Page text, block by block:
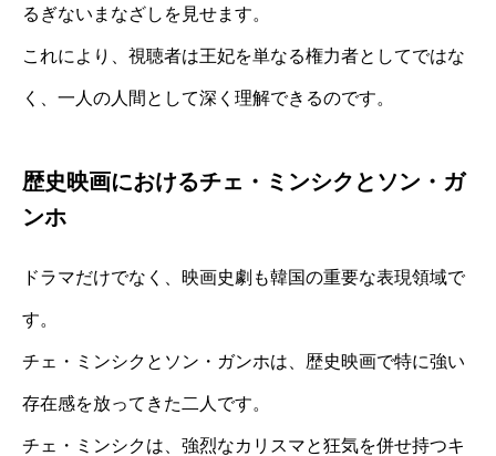
るぎないまなざしを見せます。
これにより、視聴者は王妃を単なる権力者としてではな
く、一人の人間として深く理解できるのです。
歴史映画におけるチェ・ミンシクとソン・ガ
ンホ
ドラマだけでなく、映画史劇も韓国の重要な表現領域で
す。
チェ・ミンシクとソン・ガンホは、歴史映画で特に強い
存在感を放ってきた二人です。
チェ・ミンシクは、強烈なカリスマと狂気を併せ持つキ